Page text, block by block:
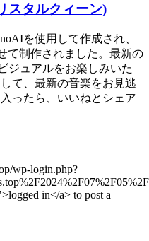
スタルクィーン)
を使用して作成され、
て制作されました。最新の
ジュアルをお楽しみいた
て、最新の音楽をお見逃
ったら、いいねとシェア
wp-login.php?
in</a> to post a